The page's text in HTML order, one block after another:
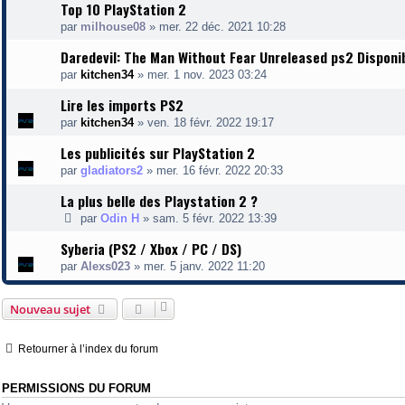
Top 10 PlayStation 2
par milhouse08 » mer. 22 déc. 2021 10:28
Daredevil: The Man Without Fear Unreleased ps2
par kitchen34» mer. 1 nov. 2023 03:24
Lire les imports PS2
par kitchen34» ven. 18 févr. 2022 19:17
Les publicités sur PlayStation 2
par gladiators2 » mer. 16 févr. 2022 20:33
La plus belle des Playstation 2 ?
par Odin H » sam. 5 févr. 2022 13:39
Syberia (PS2 / Xbox / PC / DS)
par Alexs023 » mer. 5 janv. 2022 11:20
Nouveau sujet
Retourner à l’index du forum
PERMISSIONS DU FORUM